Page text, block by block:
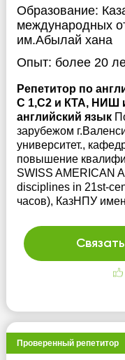
Образование:
международных
им.Абылай хана
Опыт: более 20
Репетитор по
С 1,С2 и КТА, НИШ
английский язык
зарубежом
университет.,
повышение
SWISS AMERICAN
disciplines in 21st-
часов), КазНПУ
Проверенный репетитор